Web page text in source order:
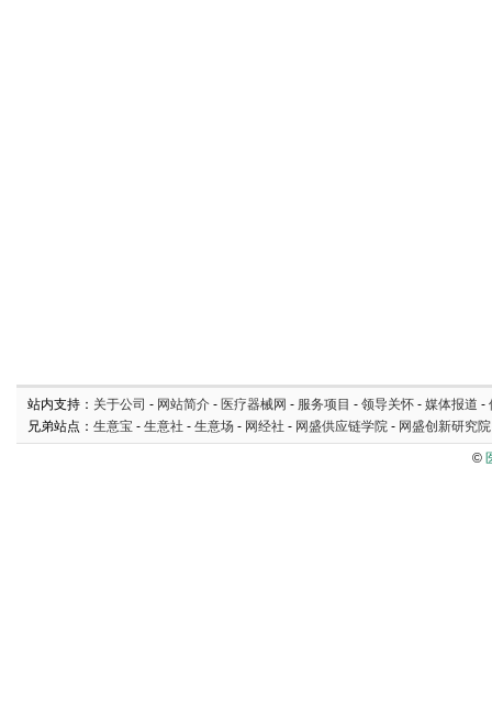
站内支持： 关于公司 - 网站简介 - 医疗器械网 - 服务项目 - 领导关怀 - 媒体报道 -
兄弟站点： 生意宝 - 生意社 - 生意场 - 网经社 - 网盛供应链学院 - 网盛创新研究院
©